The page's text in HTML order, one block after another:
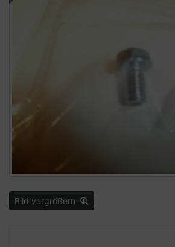
Bild vergrößern